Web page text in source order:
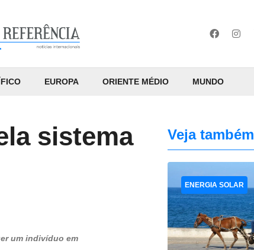
EUROPA ORIENTE MÉDIO MUNDO
sistema
um indivíduo em
Veja também
ENERGIA SOLAR